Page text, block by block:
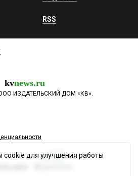
RSS
kvnews.ru
ИЗДАТЕЛЬСКИЙ ДОМ «КВ».
сайта
для улучшения работы